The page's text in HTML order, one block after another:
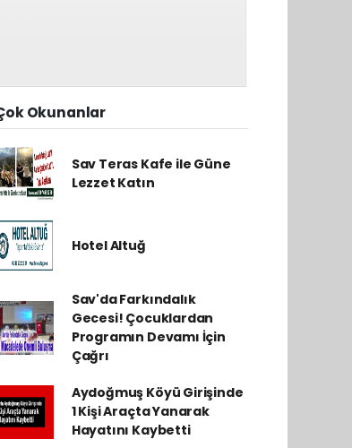
Okunanlar
Sav Teras Kafe ile Güne
Lezzet Katın
Hotel Altuğ
Sav'da Farkındalık
Gecesi! Çocuklardan
Programın Devamı İçin
Çağrı
Aydoğmuş Köyü Girişinde
1 Kişi Araçta Yanarak
Hayatını Kaybetti